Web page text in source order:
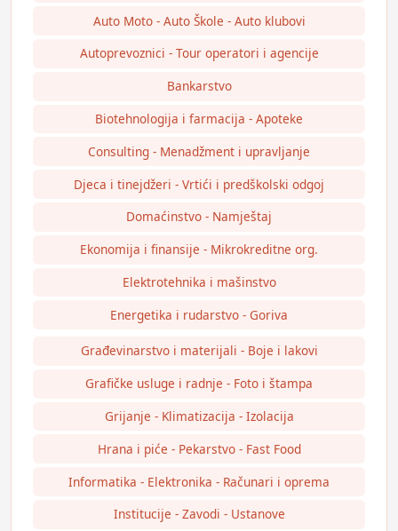
Auto Moto - Auto Škole - Auto klubovi
Autoprevoznici - Tour operatori i agencije
Bankarstvo
Biotehnologija i farmacija - Apoteke
Consulting - Menadžment i upravljanje
Djeca i tinejdžeri - Vrtići i predškolski odgoj
Domaćinstvo - Namještaj
Ekonomija i finansije - Mikrokreditne org.
Elektrotehnika i mašinstvo
Energetika i rudarstvo - Goriva
Građevinarstvo i materijali - Boje i lakovi
Grafičke usluge i radnje - Foto i štampa
Grijanje - Klimatizacija - Izolacija
Hrana i piće - Pekarstvo - Fast Food
Informatika - Elektronika - Računari i oprema
Institucije - Zavodi - Ustanove